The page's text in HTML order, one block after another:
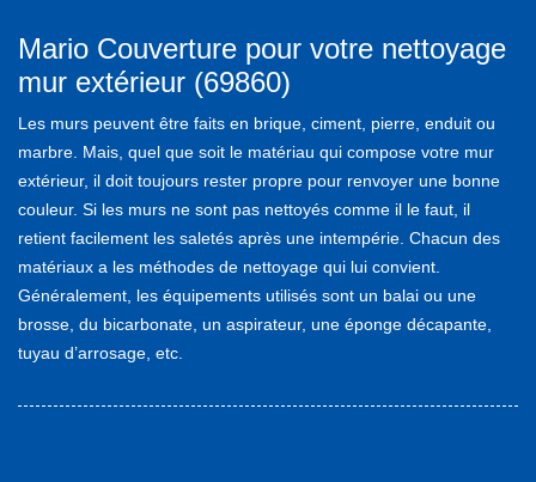
Mario Couverture pour votre nettoyage
mur extérieur (69860)
Les murs peuvent être faits en brique, ciment, pierre, enduit ou
marbre. Mais, quel que soit le matériau qui compose votre mur
extérieur, il doit toujours rester propre pour renvoyer une bonne
couleur. Si les murs ne sont pas nettoyés comme il le faut, il
retient facilement les saletés après une intempérie. Chacun des
matériaux a les méthodes de nettoyage qui lui convient.
Généralement, les équipements utilisés sont un balai ou une
brosse, du bicarbonate, un aspirateur, une éponge décapante,
tuyau d’arrosage, etc.